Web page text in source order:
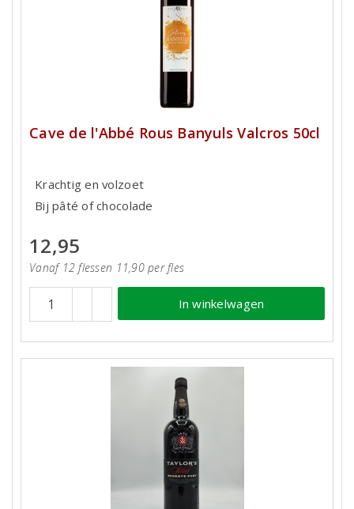
Cave de l'Abbé Rous Banyuls Valcros 50cl
Krachtig en volzoet
Bij pâté of chocolade
12,95
Vanaf 12 flessen 11,90 per fles
In winkelwagen